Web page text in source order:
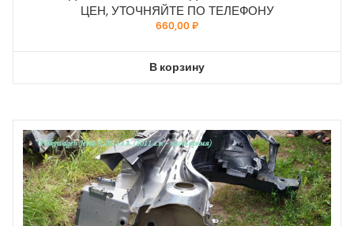
ЦЕН, УТОЧНЯЙТЕ ПО ТЕЛЕФОНУ
660,00₽
В корзину